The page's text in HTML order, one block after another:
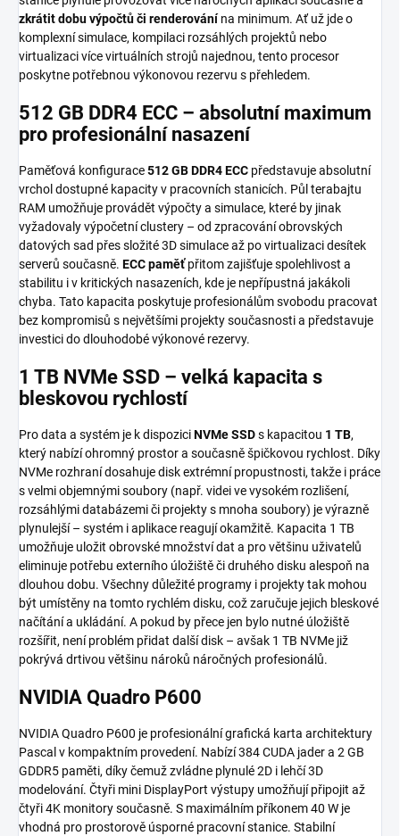
zkrátit dobu výpočtů či renderovánína minimum. Ať už jde o
komplexní simulace, kompilaci rozsáhlých projek­tů nebo
virtualizaci více virtuálních strojů najednou, tento procesor
poskytne potřebnou výkonovou rezervu s přehledem.
512 GB DDR4 ECC – absolutní maximum
pro profesionální nasazení
Paměťová konfigurace512 GB DDR4 ECC představuje absolutní
vrchol dostupné kapacity v pracovních stanicích. Půl terabajtu
RAM umožňuje provádět výpočty a simulace, které by jinak
vyžadovaly výpočetní clustery – od zpracování obrovských
datových sad přes složité 3D simulace až po virtualizaci desítek
serverů současně. ECC paměťpřitom zajišťuje spolehlivost a
stabilitu i v kritických nasazeních, kde je nepřípustná jakákoli
chyba. Tato kapacita poskytuje profesionálům svobodu pracovat
bez kompromisů s největšími projekty současnosti a představuje
investici do dlouhodobé výkonové rezervy.
1 TB NVMe SSD – velká kapacita s
bleskovou rychlostí
Pro data a systém je k dispoziciNVMe SSDs kapacitou 1 TB,
který nabízí ohromný prostor a současně špičkovou rychlost. Díky
NVMe rozhraní dosahuje disk extrémní propustnosti, takže i práce
s velmi objemnými soubory (např. videi ve vysokém rozlišení,
rozsáhlými databázemi či projekty s mnoha soubory) je výrazně
plynulejší – systém i aplikace reagují okamžitě. Kapacita 1 TB
umožňuje uložit obrovské množství dat a pro většinu uživatelů
eliminuje potřebu externího úložiště či druhého disku alespoň na
dlouhou dobu. Všechny důležité programy i projekty tak mohou
být umístěny na tomto rychlém disku, což zaručuje jejich bleskové
načítání a ukládání. A pokud by přece jen bylo nutné úložiště
rozšířit, není problém přidat další disk – avšak 1 TB NVMe již
pokrývá drtivou většinu nároků náročných profesionálů.
NVIDIA Quadro P600
NVIDIA Quadro P600 je profesionální grafická karta architektury
Pascal v kompaktním provedení. Nabízí 384 CUDA jader a 2 GB
GDDR5 paměti, díky čemuž zvládne plynulé 2D i lehčí 3D
modelování. Čtyři mini DisplayPort výstupy umožňují připojit až
čtyři 4K monitory současně. S maximálním příkonem 40 W je
vhodná pro prostorově úsporné pracovní stanice. Stabilní